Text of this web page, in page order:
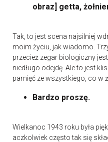
obraz] getta,
Tak, to jest scena najsilniej
moim życiu, jak wiadomo.
przecież zegar biologiczny
niedługo odejdę. Ale to jest
pamięć ze wszystkiego, co w
Bardzo proszę.
Wielkanoc 1943 roku była
aczkolwiek często tak się